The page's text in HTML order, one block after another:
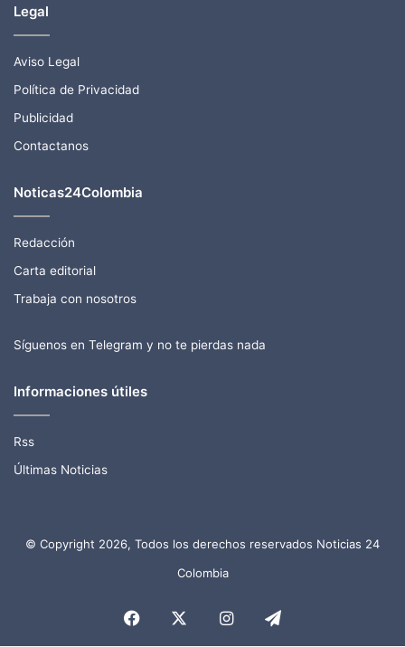
Legal
Aviso Legal
Política de Privacidad
Publicidad
Contactanos
Noticas24Colombia
Redacción
Carta editorial
Trabaja con nosotros
Síguenos en Telegram y no te pierdas nada
Informaciones útiles
Rss
Últimas Noticias
© Copyright 2026, Todos los derechos reservados Noticias 24
Colombia
Facebook InstagramTelegram